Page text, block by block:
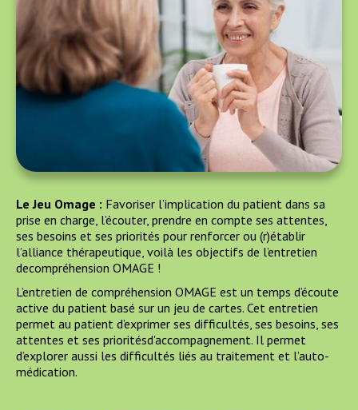
Le Jeu Omage : Favoriser l’implication du patient dans sa
prise en charge, l’écouter, prendre en compte ses attentes,
ses besoins et ses priorités pour renforcer ou (r)établir
l’alliance thérapeutique, voilà les objectifs de l’entretien
decompréhension OMAGE !
L’entretien de compréhension OMAGE est un temps d’écoute
active du patient basé sur un jeu de cartes. Cet entretien
permet au patient d’exprimer ses difficultés, ses besoins, ses
attentes et ses prioritésd'accompagnement. Il permet
d’explorer aussi les difficultés liés au traitement et l’auto-
médication.